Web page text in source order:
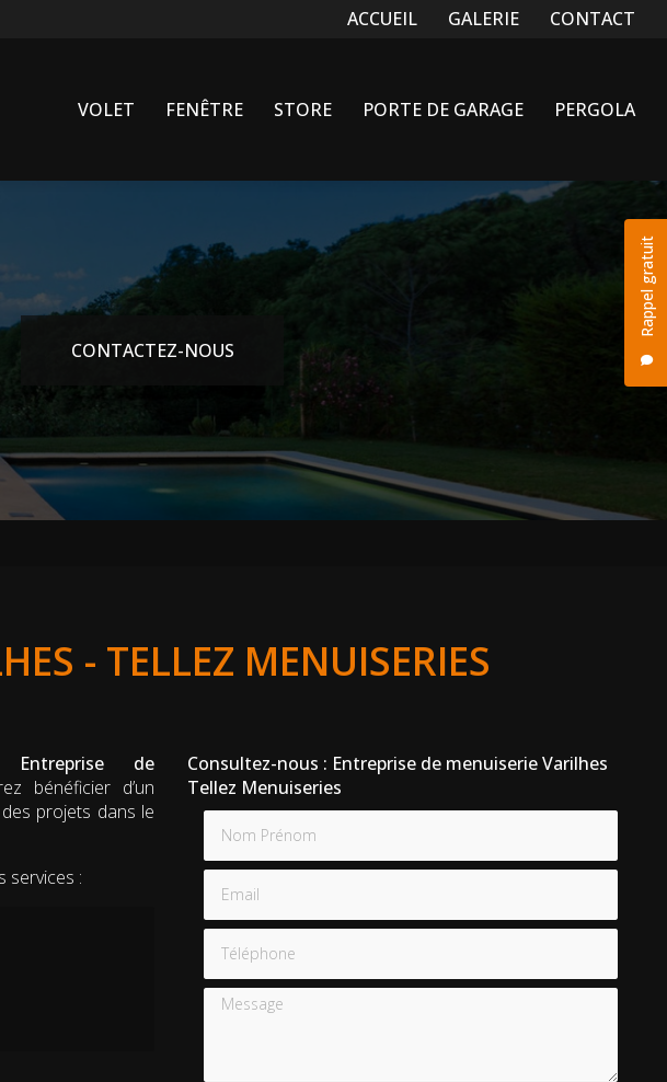
Navigation secondaire
ACCUEIL GALERIE CONTACT
Rappel gratuit
VOLET FENÊTRE STORE PORTE DE GARAGE PERGOLA
CONTACTEZ-NOUS
- TELLEZ MENUISERIES
Entreprise de
bénéficier d’un
projets dans le
services :
Consultez-nous : Entreprise de menuiserie Varilhes
Tellez Menuiseries
Nom Prénom
Email
Téléphone
Message